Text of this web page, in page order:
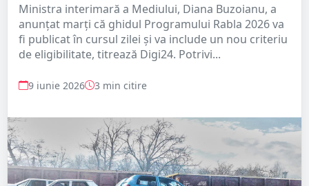
Ministra interimară a Mediului, Diana Buzoianu, a
anunțat marți că ghidul Programului Rabla 2026 va
fi publicat în cursul zilei și va include un nou criteriu
de eligibilitate, titrează Digi24. Potrivi...
9 iunie 2026 3 min citire